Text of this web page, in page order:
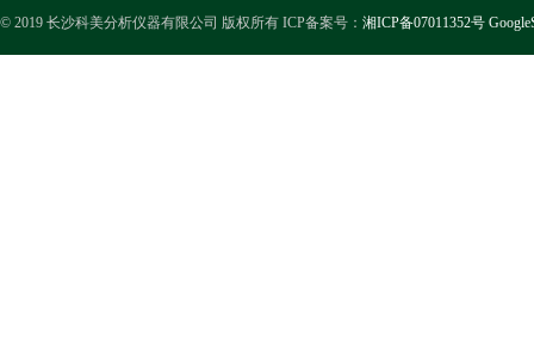
© 2019 长沙科美分析仪器有限公司 版权所有 ICP备案号： 湘ICP备07011352号